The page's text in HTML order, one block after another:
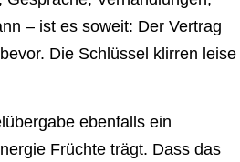
– ist es soweit: Der Vertrag
Die Schlüssel klirren leise
ebenfalls ein
Früchte trägt. Dass das